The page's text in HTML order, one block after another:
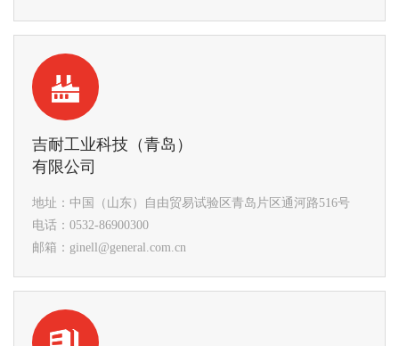
吉耐工业科技（青岛）
有限公司
地址：中国（山东）自由贸易试验区青岛片区通河路516号
电话：0532-86900300
邮箱：ginell@general.com.cn